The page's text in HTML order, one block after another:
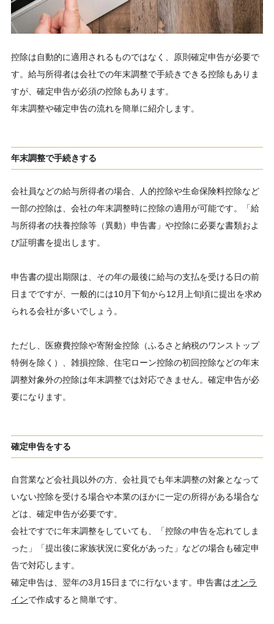
控除は自動的に適用されるものではなく、原則確定申告が必要で
す。給与所得者は会社での年末調整で手続きできる控除もありま
すが、確定申告が必須の控除もあります。
年末調整や確定申告の流れを簡単に紹介します。
年末調整で手続きする
会社員などの給与所得者の場合、人的控除や生命保険料控除など
一部の控除は、会社の年末調整時に控除の適用が可能です。「給
与所得者の扶養控除等（異動）申告書」や控除に必要な書類およ
び証明書を提出します。
申告書の提出期限は、その年の最後に給与の支払を受ける日の前
日までですが、一般的には10月下旬から12月上旬頃に提出を求め
られる会社が多いでしょう。
ただし、医療費控除や寄附金控除（ふるさと納税のワンストップ
特例を除く）、雑損控除、住宅ローン控除の初回控除などの年末
調整対象外の控除は年末調整では対応できません。確定申告が必
要になります。
確定申告をする
自営業など会社員以外の方、会社員でも年末調整の対象となって
いない控除を受ける場合や本業のほかに一定の所得がある場合な
どは、確定申告が必要です。
会社ですでに年末調整をしていても、「控除の申告を忘れてしま
った」「提出後に家族状況に変化があった」などの場合も確定申
告で対応します。
確定申告は、翌年の3月15日までに行ないます。申告書はオンラ
インで作成すると簡単です。